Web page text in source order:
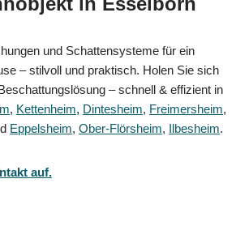
und Schattensysteme für ein
– stilvoll und praktisch. Holen Sie sich
– schnell & effizient in
, Kettenheim, Dintesheim, Freimersheim,
Eppelsheim, Ober-Flörsheim, Ilbesheim.
auf.